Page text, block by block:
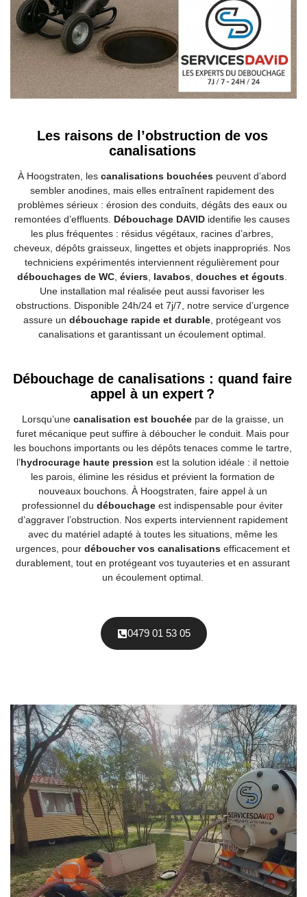
Les raisons de l’obstruction de vos
canalisations
À Hoogstraten, les canalisations bouchées peuvent d’abord
sembler anodines, mais elles entraînent rapidement des
problèmes sérieux : érosion des conduits, dégâts des eaux ou
remontées d’effluents. Débouchage DAVID identifie les causes
les plus fréquentes : résidus végétaux, racines d’arbres,
cheveux, dépôts graisseux, lingettes et objets inappropriés. Nos
techniciens expérimentés interviennent régulièrement pour
débouchages de WC, éviers, lavabos, douches et égouts.
Une installation mal réalisée peut aussi favoriser les
obstructions. Disponible 24h/24 et 7j/7, notre service d’urgence
assure un débouchage rapide et durable, protégeant vos
canalisations et garantissant un écoulement optimal.
Débouchage de canalisations : quand faire
appel à un expert ?
Lorsqu’une canalisation est bouchéepar de la graisse, un
furet mécanique peut suffire à déboucher le conduit. Mais pour
les bouchons importants ou les dépôts tenaces comme le tartre,
l’hydrocurage haute pression est la solution idéale : il nettoie
les parois, élimine les résidus et prévient la formation de
nouveaux bouchons. À Hoogstraten, faire appel à un
professionnel du débouchage est indispensable pour éviter
d’aggraver l’obstruction. Nos experts interviennent rapidement
avec du matériel adapté à toutes les situations, même les
urgences, pour déboucher vos canalisationsefficacement et
durablement, tout en protégeant vos tuyauteries et en assurant
un écoulement optimal.
0479 01 53 05